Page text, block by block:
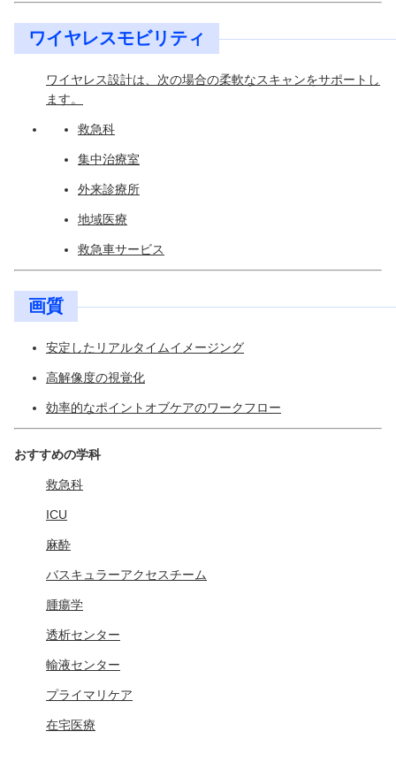
ワイヤレスモビリティ
ワイヤレス設計は、次の場合の柔軟なスキャンをサポートし
ます。
救急科
集中治療室
外来診療所
地域医療
救急車サービス
画質
安定したリアルタイムイメージング
高解像度の視覚化
効率的なポイントオブケアのワークフロー
おすすめの学科
救急科
ICU
麻酔
バスキュラーアクセスチーム
腫瘍学
透析センター
輸液センター
プライマリケア
在宅医療